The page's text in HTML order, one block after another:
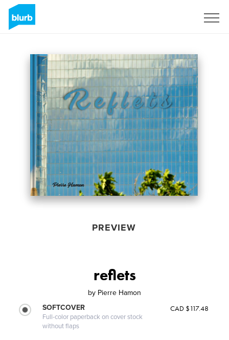
PREVIEW
reflets
by Pierre Hamon
SOFTCOVER
Full-color paperback on cover stock
without flaps
CAD $117.48